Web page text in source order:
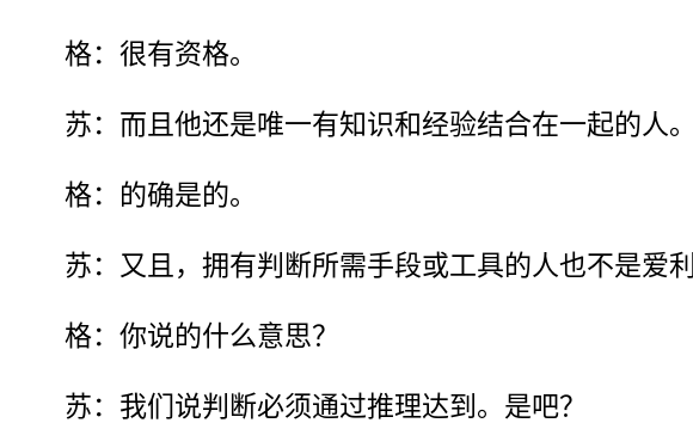
格：很有资格。
苏：而且他还是唯一有知识和经验结合在一起的人。
格：的确是的。
苏：又且，拥有判断所需手段或工具的人也不是爱
格：你说的什么意思？
苏：我们说判断必须通过推理达到。是吧？